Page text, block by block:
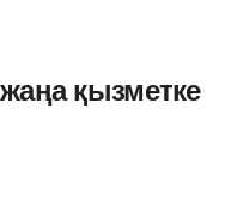
қызметке